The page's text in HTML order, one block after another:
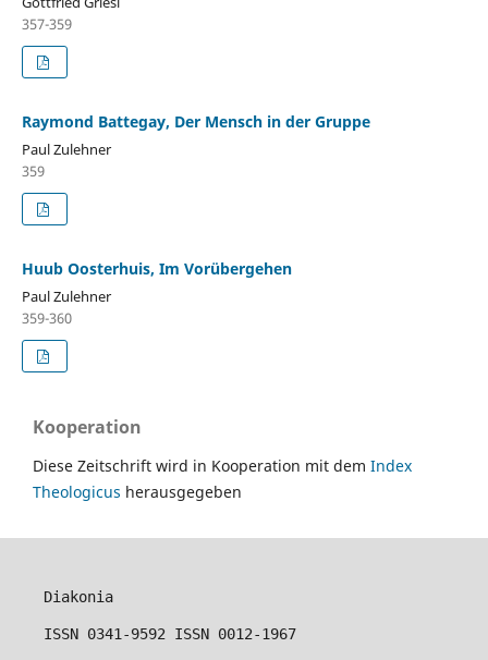
357-359
Raymond Battegay, Der Mensch in der Gruppe
Paul Zulehner
359
Huub Oosterhuis, Im Vorübergehen
Paul Zulehner
359-360
Kooperation
Diese Zeitschrift wird in Kooperation mit dem Index
Theologicus herausgegeben
Diakonia
ISSN 0341-9592 ISSN 0012-1967